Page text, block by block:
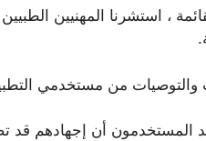
، استشرنا المهنيين
والتوصيات من مستخدمي
المستخدمون أن إجهادهم قد